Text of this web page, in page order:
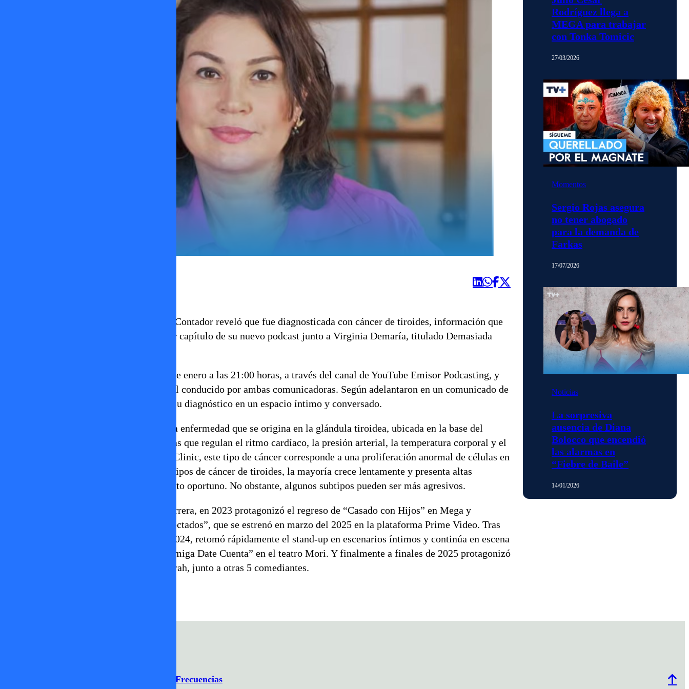
La humorista y actriz de 51 años Javiera Contador reveló que fue diagnosticada con cáncer de tiroides, información que
dará a conocer públicamente en el primer capítulo de su nuevo podcast junto a Virginia Demaría, titulado Demasiada
El programa se estrenará este jueves 22 de enero a las 21:00 horas, a través del canal de YouTube Emisor Podcasting, y
marcará el debut del proyecto audiovisual conducido por ambas comunicadoras. Según adelantaron en un comunicado de
prensa, Contador compartirá detalles de su diagnóstico en un espacio íntimo y conversado.
Pero ¿que es el cáncer de tiroides? Es una enfermedad que se origina en la glándula tiroidea, ubicada en la base del
cuello, cuya función es producir hormonas que regulan el ritmo cardíaco, la presión arterial, la temperatura corporal y el
peso. Según información del sitio Mayo Clinic, este tipo de cáncer corresponde a una proliferación anormal de células en
dicha glándula. Si bien existen distintos tipos de cáncer de tiroides, la mayoría crece lentamente y presenta altas
probabilidades de curación con tratamiento oportuno. No obstante, algunos subtipos pueden ser más agresivos.
La actriz aún se mantiene activa en su carrera, en 2023 protagonizó el regreso de “Casado con Hijos” en Mega y
encabezó la secuela de película “Desconectados”, que se estrenó en marzo del 2025 en la plataforma Prime Video. Tras
su paso por el Festival de Viña del Mar 2024, retomó rápidamente el stand-up en escenarios íntimos y continúa en escena
con proyectos teatrales, como la obra “Amiga Date Cuenta” en el teatro Mori. Y finalmente a finales de 2025 protagonizó
la penúltima publicación de la revista Sarah, junto a otras 5 comediantes.
Rodríguez llega a
MEGA para trabajar
con Tonka Tomicic
27/03/2026
Momentos
Sergio Rojas asegura
no tener abogado
para la demanda de
Farkas
17/07/2026
Noticias
La sorpresiva
ausencia de Diana
Bolocco que encendió
las alarmas en
“Fiebre de Baile”
14/01/2026
Frecuencias